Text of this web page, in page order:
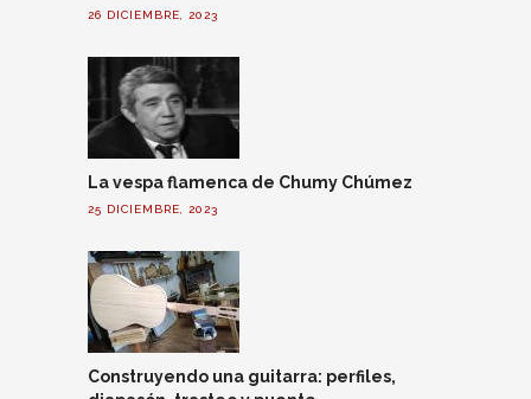
26 DICIEMBRE, 2023
La vespa flamenca de Chumy Chúmez
25 DICIEMBRE, 2023
Construyendo una guitarra: perfiles,